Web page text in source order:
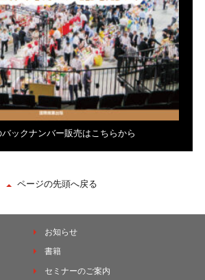
ックナンバー販売はこちらから
ページの先頭へ戻る
お知らせ
書籍
セミナーのご案内